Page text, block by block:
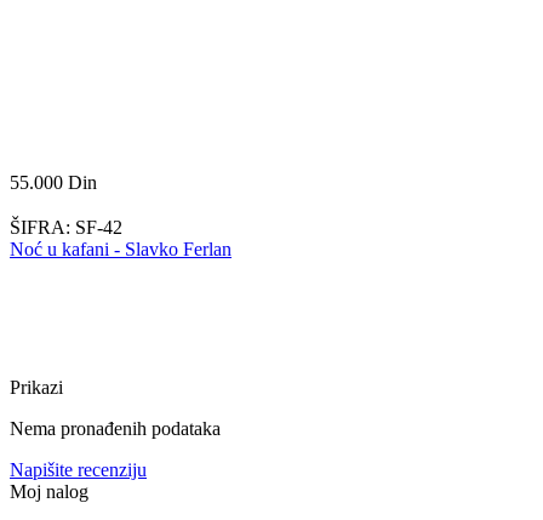
55.000 Din
ŠIFRA: SF-42
Noć u kafani - Slavko Ferlan
Prikazi
Nema pronađenih podataka
Napišite recenziju
Moj nalog